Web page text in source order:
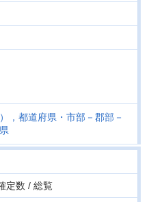
，都道府県・市部－郡部－
定数 / 総覧